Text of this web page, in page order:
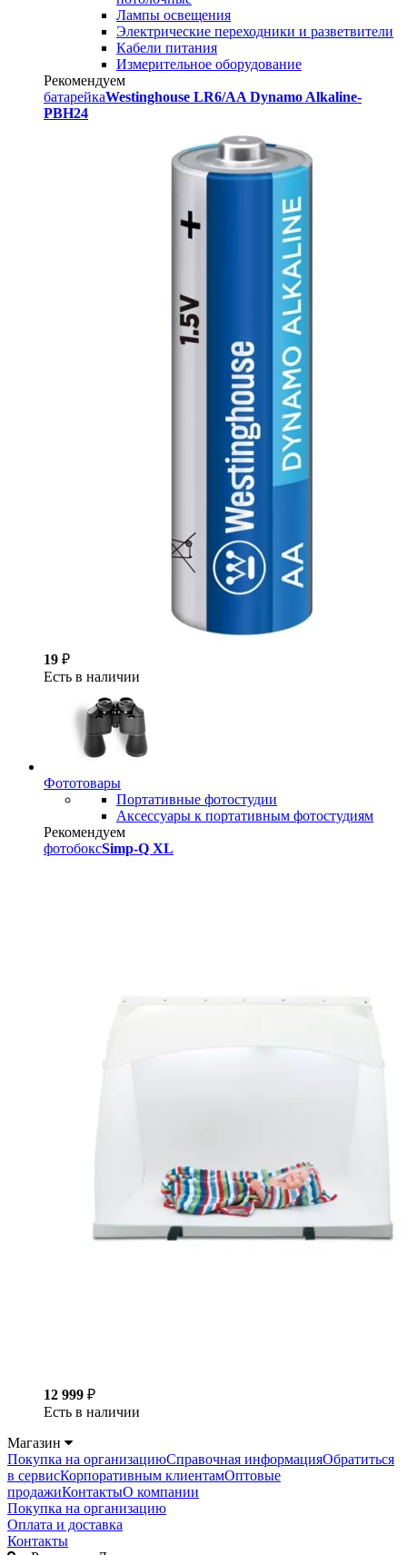
Лампы освещения
Электрические переходники и разветвители
Кабели питания
Измерительное оборудование
Рекомендуем
батарейкаWestinghouse LR6/AA Dynamo Alkaline-
PBH24
19 ₽
Есть в наличии
Фототовары
Портативные фотостудии
Аксессуары к портативным фотостудиям
Рекомендуем
фотобоксSimp-Q XL
12 999 ₽
Есть в наличии
Магазин
Покупка на организациюСправочная информацияОбратиться
в сервисКорпоративным клиентамОптовые
продажиКонтактыО компании
Покупка на организацию
Оплата и доставка
Контакты